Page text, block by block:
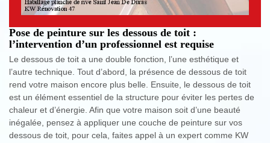
Pose de peinture sur les dessous de toit :
l’intervention d’un professionnel est requise
Le dessous de toit a une double fonction, l’une esthétique et
l’autre technique. Tout d’abord, la présence de dessous de toit
rend votre maison encore plus belle. Ensuite, le dessous de toit
est un élément essentiel de la structure pour éviter les pertes de
chaleur et d’énergie. Afin que votre maison soit d’une beauté
inégalée, pensez à appliquer une couche de peinture sur vos
dessous de toit, pour cela, faites appel à un expert comme KW